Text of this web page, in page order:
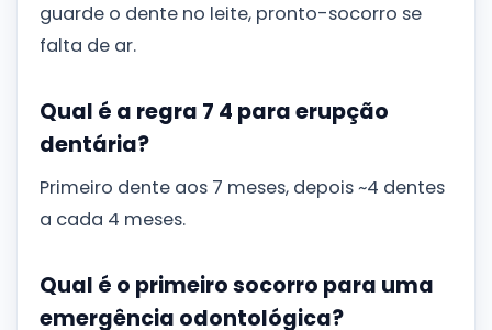
guarde o dente no leite, pronto-socorro se
falta de ar.
Qual é a regra 7 4 para erupção
dentária?
Primeiro dente aos 7 meses, depois ~4 dentes
a cada 4 meses.
Qual é o primeiro socorro para uma
emergência odontológica?